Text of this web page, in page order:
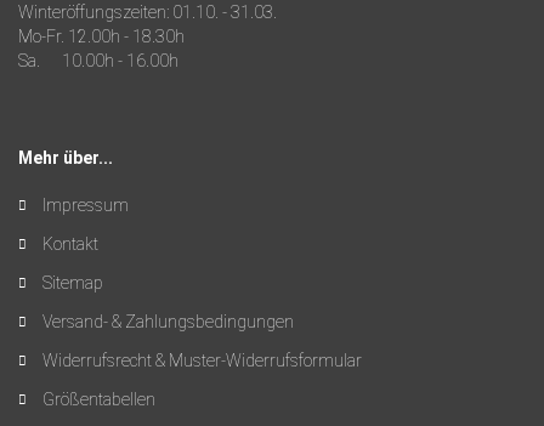
Winteröffungszeiten: 01.10. - 31.03.
Mo-Fr. 12.00h - 18.30h
Sa. 10.00h - 16.00h
Mehr über...
Impressum
Kontakt
Sitemap
Versand- & Zahlungsbedingungen
Widerrufsrecht & Muster-Widerrufsformular
Größentabellen